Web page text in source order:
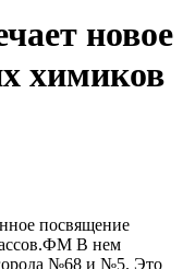
новое
химиков
посвящение
В нем
№68 и №5. Это